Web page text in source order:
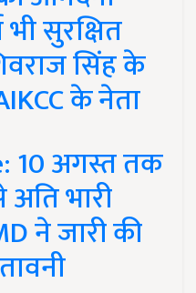
सुरक्षित
सिंह के
के नेता
10 अगस्त तक
भारी
ने जारी की